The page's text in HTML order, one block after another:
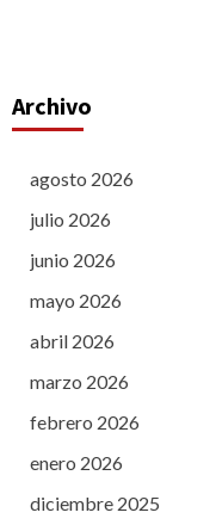
Archivo
agosto 2026
julio 2026
junio 2026
mayo 2026
abril 2026
marzo 2026
febrero 2026
enero 2026
diciembre 2025